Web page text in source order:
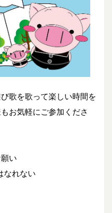
歌を歌って楽しい時間を
お気軽にご参加くださ
い
れない